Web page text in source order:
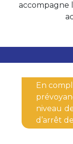
accompagne
En
niveau
d’arrêt